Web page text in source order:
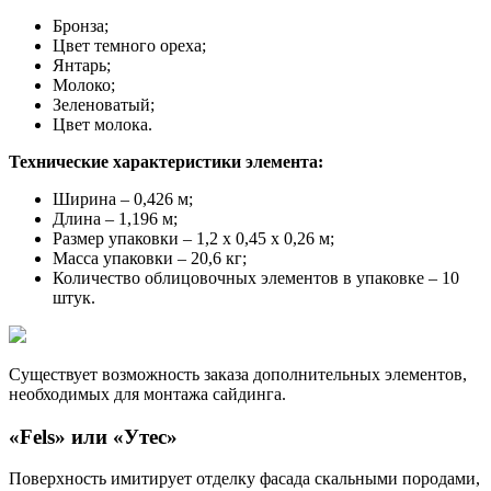
Бронза;
Цвет темного ореха;
Янтарь;
Молоко;
Зеленоватый;
Цвет молока.
Технические характеристики элемента:
Ширина – 0,426 м;
Длина – 1,196 м;
Размер упаковки – 1,2 х 0,45 х 0,26 м;
Масса упаковки – 20,6 кг;
Количество облицовочных элементов в упаковке – 10
штук.
Существует возможность заказа дополнительных элементов,
необходимых для монтажа сайдинга.
«Fels» или «Утес»
Поверхность имитирует отделку фасада скальными породами,